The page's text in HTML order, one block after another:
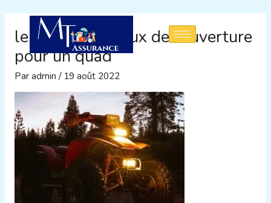
contenules divers niveaux de couverture
pour un quad
Paradmin / 19 août 2022